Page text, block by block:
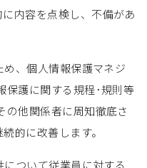
内容を点検し、不備があ
、個人情報保護マネジ
保護に関する規程･規則等
の他関係者に周知徹底さ
的に改善します。
ついて従業員に対する